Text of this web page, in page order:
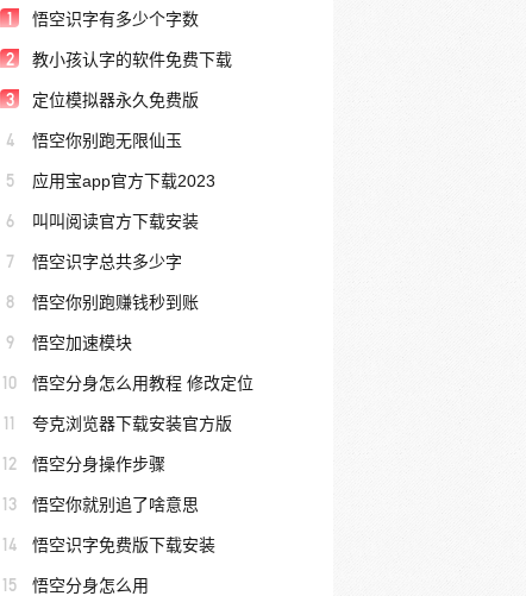
1 悟空识字有多少个字数
2 教小孩认字的软件免费下载
3 定位模拟器永久免费版
4 悟空你别跑无限仙玉
5 应用宝app官方下载2023
6 叫叫阅读官方下载安装
7 悟空识字总共多少字
8 悟空你别跑赚钱秒到账
9 悟空加速模块
10 悟空分身怎么用教程 修改定位
11 夸克浏览器下载安装官方版
12 悟空分身操作步骤
13 悟空你就别追了啥意思
14 悟空识字免费版下载安装
15 悟空分身怎么用